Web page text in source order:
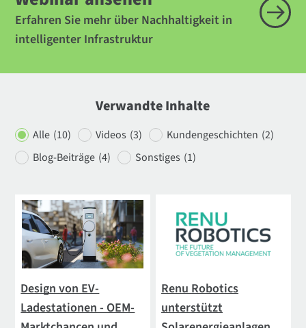
Erfahren Sie mehr über Nachhaltigkeit in
intelligenter Infrastruktur
Verwandte Inhalte
Alle (10) Videos (3) Kundengeschichten (2)
Blog-Beiträge (4) Sonstiges (1)
Design von EV-
Ladestationen - OEM-
Renu Robotics
unterstützt